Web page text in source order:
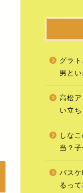
グラ
男と
高松
い立
しな
当？
バス
るっ